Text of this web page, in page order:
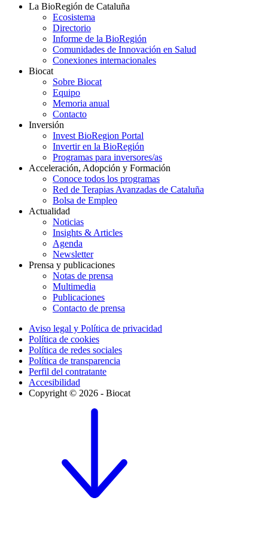
La BioRegión de Cataluña
Ecosistema
Directorio
Informe de la BioRegión
Comunidades de Innovación en Salud
Conexiones internacionales
Biocat
Sobre Biocat
Equipo
Memoria anual
Contacto
Inversión
Invest BioRegion Portal
Invertir en la BioRegión
Programas para inversores/as
Acceleración, Adopción y Formación
Conoce todos los programas
Red de Terapias Avanzadas de Cataluña
Bolsa de Empleo
Actualidad
Noticias
Insights & Articles
Agenda
Newsletter
Prensa y publicaciones
Notas de prensa
Multimedia
Publicaciones
Contacto de prensa
Aviso legal y Política de privacidad
Política de cookies
Política de redes sociales
Política de transparencia
Perfil del contratante
Accesibilidad
Copyright © 2026 - Biocat